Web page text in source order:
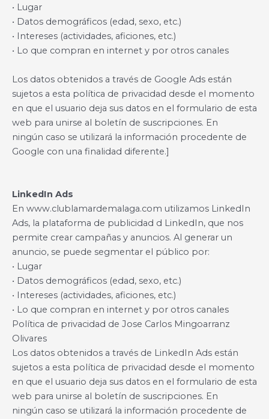
• Lugar
• Datos demográficos (edad, sexo, etc.)
• Intereses (actividades, aficiones, etc.)
• Lo que compran en internet y por otros canales
Los datos obtenidos a través de Google Ads están
sujetos a esta política de privacidad desde el momento
en que el usuario deja sus datos en el formulario de esta
web para unirse al boletín de suscripciones. En
ningún caso se utilizará la información procedente de
Google con una finalidad diferente.]
LinkedIn Ads
En www.clublamardemalaga.com utilizamos LinkedIn
Ads, la plataforma de publicidad d LinkedIn, que nos
permite crear campañas y anuncios. Al generar un
anuncio, se puede segmentar el público por:
• Lugar
• Datos demográficos (edad, sexo, etc.)
• Intereses (actividades, aficiones, etc.)
• Lo que compran en internet y por otros canales
Política de privacidad de Jose Carlos Mingoarranz
Olivares
Los datos obtenidos a través de LinkedIn Ads están
sujetos a esta política de privacidad desde el momento
en que el usuario deja sus datos en el formulario de esta
web para unirse al boletín de suscripciones. En
ningún caso se utilizará la información procedente de